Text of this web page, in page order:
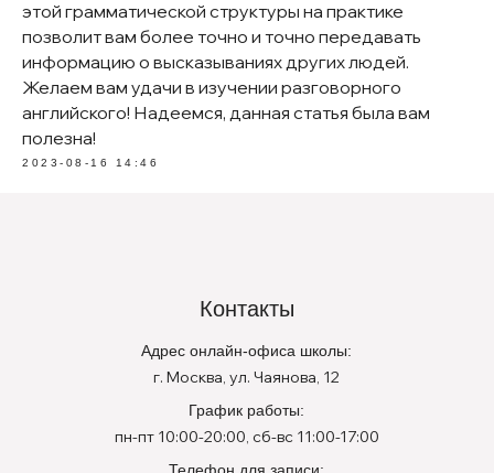
этой грамматической структуры на практике
позволит вам более точно и точно передавать
информацию о высказываниях других людей.
Желаем вам удачи в изучении разговорного
английского! Надеемся, данная статья была вам
полезна!
2023-08-16 14:46
Контакты
Адрес онлайн-офиса школы:
г. Москва, ул. Чаянова, 12
График работы:
пн-пт 10:00-20:00, сб-вс 11:00-17:00